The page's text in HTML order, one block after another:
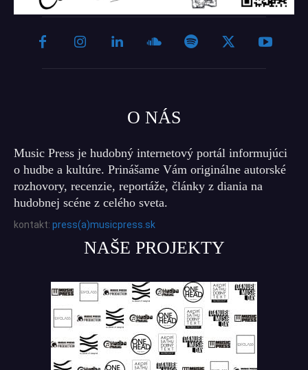
O NÁS
Music Press je hudobný internetový portál informujúci
o hudbe a kultúre. Prinášame Vám originálne autorské
rozhovory, recenzie, reportáže, články z diania na
hudobnej scéne z celého sveta.
kontakt: press(a)musicpress.sk
NAŠE PROJEKTY